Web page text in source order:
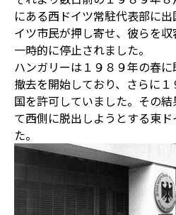
にある西ドイツ常駐代表部に
イツ市民が押し寄せ、彼らを
一時的に停止されました。
ハンガリーは１９８９年の春
撤去を開始しており、さらに
国を許可していました。その
て西側に脱出しようとする東
た。